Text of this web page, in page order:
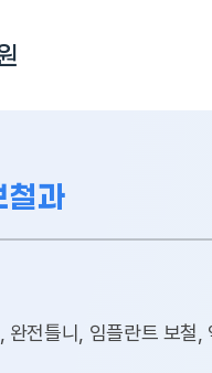
철과
전틀니, 임플란트 보철,